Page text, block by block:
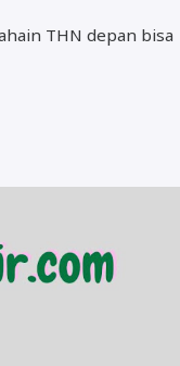
THN depan bisa